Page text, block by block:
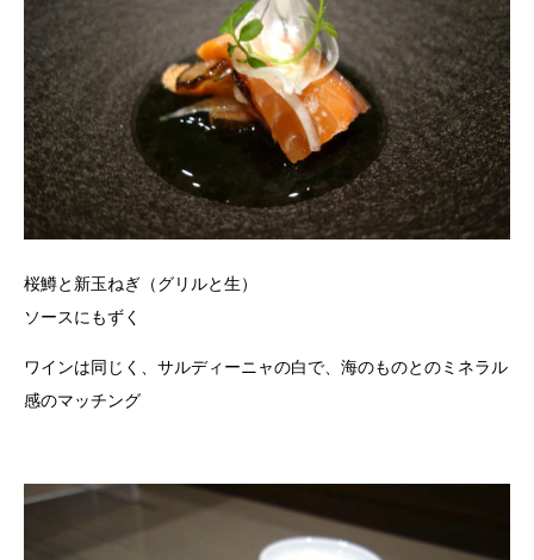
桜鱒と新玉ねぎ（グリルと生）
ソースにもずく
ワインは同じく、サルディーニャの白で、海のものとのミネラル
感のマッチング